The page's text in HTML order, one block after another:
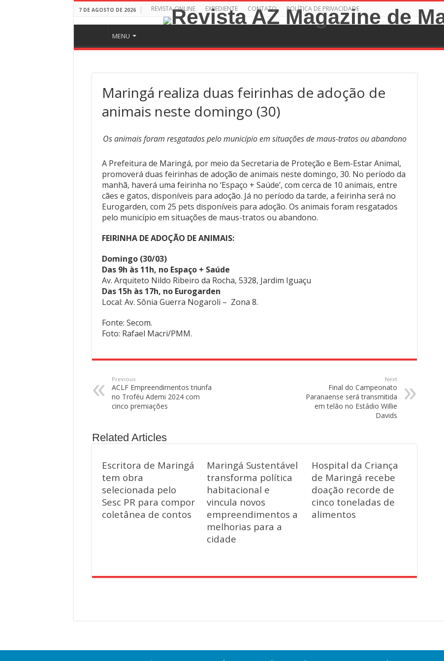
7 DE AGOSTO DE 2026 REVISTA ONLINE EXPEDIENTE CONTATO POLÍTICA DE PRIVACIDADE
MENU
Maringá realiza duas feirinhas de adoção de
animais neste domingo (30)
Os animais foram resgatados pelo município em situações de maus-tratos ou abandono
A Prefeitura de Maringá, por meio da Secretaria de Proteção e Bem-Estar Animal,
promoverá duas feirinhas de adoção de animais neste domingo, 30. No período da
manhã, haverá uma feirinha no ‘Espaço + Saúde’, com cerca de 10 animais, entre
cães e gatos, disponíveis para adoção. Já no período da tarde, a feirinha será no
Eurogarden, com 25 pets disponíveis para adoção. Os animais foram resgatados
pelo município em situações de maus-tratos ou abandono.
FEIRINHA DE ADOÇÃO DE ANIMAIS:
Domingo (30/03)
Das 9h às 11h, no Espaço + Saúde
Av. Arquiteto Nildo Ribeiro da Rocha, 5328, Jardim Iguaçu
Das 15h às 17h, no Eurogarden
Local: Av. Sônia Guerra Nogaroli – Zona 8.
Fonte: Secom.
Foto: Rafael Macri/PMM.
Previous
ACLF Empreendimentos triunfa
no Troféu Ademi 2024 com
cinco premiações
Next
Final do Campeonato
Paranaense será transmitida
em telão no Estádio Willie
Davids
Related Articles
Escritora de Maringá
tem obra
selecionada pelo
Sesc PR para compor
coletânea de contos
Maringá Sustentável
transforma política
habitacional e
vincula novos
empreendimentos a
melhorias para a
cidade
Hospital da Criança
de Maringá recebe
doação recorde de
cinco toneladas de
alimentos